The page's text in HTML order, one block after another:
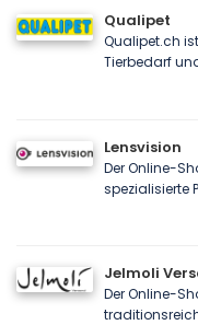
Qualipet
Qualipet.ch
Tierbedarf
Lensvision
Der Online-
spezialisierte
Jelmoli
Der Online-